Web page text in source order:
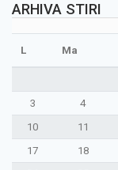
ARHIVA STIRI
L Ma
3
4
10
11
17
18